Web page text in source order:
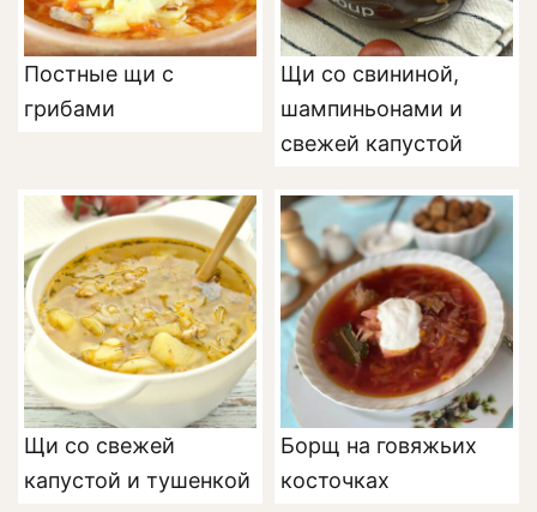
Постные щи с
грибами
Щи со свининой,
шампиньонами и
свежей капустой
Щи со свежей
капустой и тушенкой
Борщ на говяжьих
косточках